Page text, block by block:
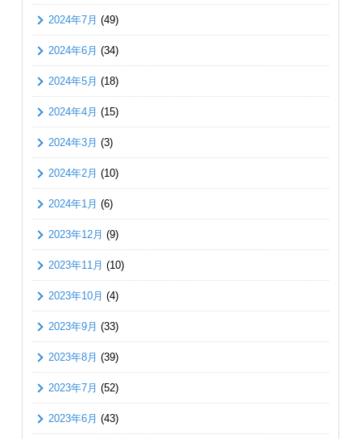
2024年7月 (49)
2024年6月 (34)
2024年5月 (18)
2024年4月 (15)
2024年3月 (3)
2024年2月 (10)
2024年1月 (6)
2023年12月 (9)
2023年11月 (10)
2023年10月 (4)
2023年9月 (33)
2023年8月 (39)
2023年7月 (52)
2023年6月 (43)